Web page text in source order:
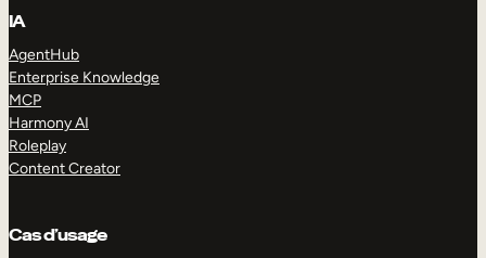
IA
AgentHub
Enterprise Knowledge
MCP
Harmony AI
Roleplay
Content Creator
Cas d’usage